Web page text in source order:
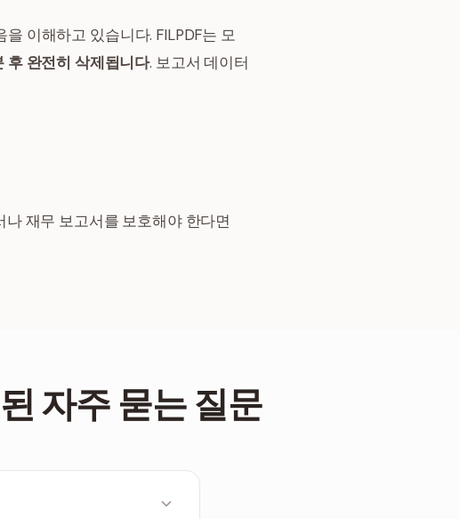
이해하고 있습니다. FILPDF는 모
후 완전히 삭제됩니다. 보고서 데이터
재무 보고서를 보호해야 한다면
자주 묻는 질문